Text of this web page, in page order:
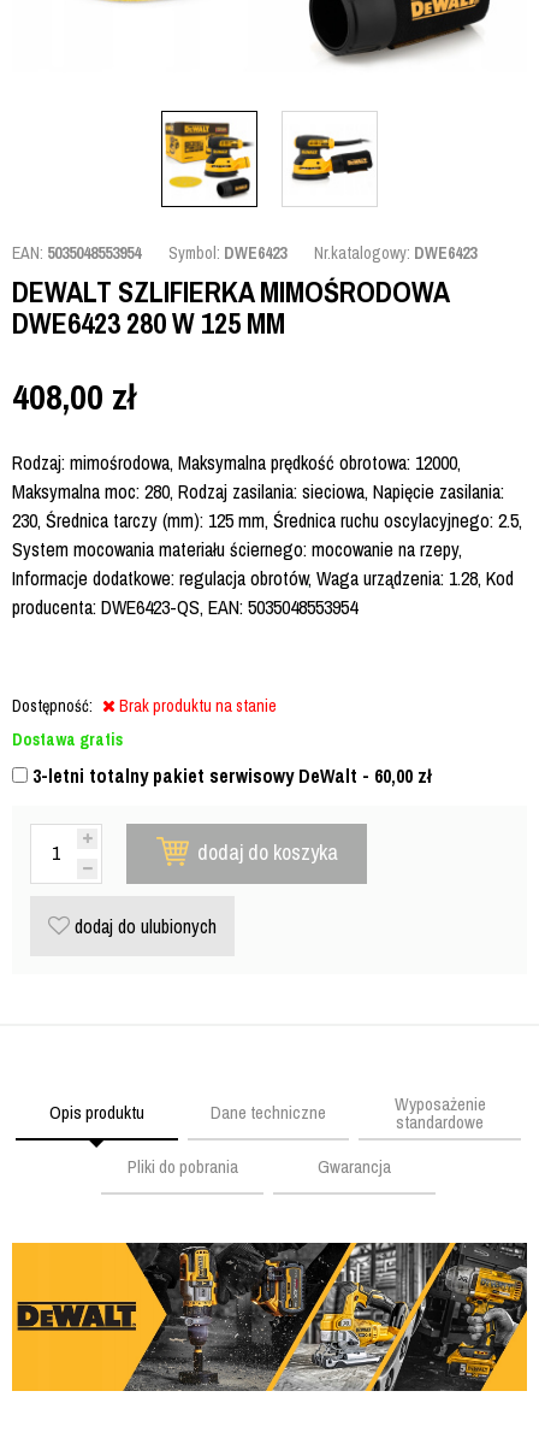
EAN: 5035048553954 Symbol: DWE6423 Nr.katalogowy: DWE6423
DEWALT SZLIFIERKA MIMOŚRODOWA
DWE6423 280 W 125 MM
408,00 zł
Rodzaj: mimośrodowa, Maksymalna prędkość obrotowa: 12000,
Maksymalna moc: 280, Rodzaj zasilania: sieciowa, Napięcie zasilania:
230, Średnica tarczy (mm): 125 mm, Średnica ruchu oscylacyjnego: 2.5,
System mocowania materiału ściernego: mocowanie na rzepy,
Informacje dodatkowe: regulacja obrotów, Waga urządzenia: 1.28, Kod
producenta: DWE6423-QS, EAN: 5035048553954
Dostępność:
Brak produktu na stanie
Dostawa gratis
3-letni totalny pakiet serwisowy DeWalt - 60,00 zł
dodaj do koszyka
dodaj do ulubionych
Opis produktu Dane techniczne Wyposażenie
standardowe
Pliki do pobrania
Gwarancja